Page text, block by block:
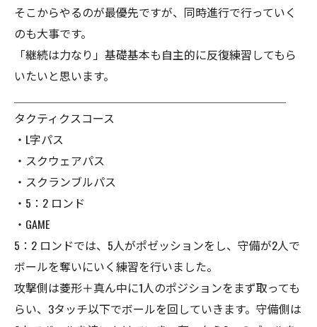
そこからやるのが最優先ですが、同時進行で行っていく
のも大事です。
「継続は力なり」基礎基本も自主的に反復練習してもら
いたいと思います。
タクティクスコース
・L字パス
・スクウェアパス
・スクランブルパス
・5：2 ロンド
・GAME
5：2 ロンドでは、5人がポゼッションをし、守備が2人で
ボールを奪いにいく練習を行いました。
攻撃側は菱形＋真ん中に1人のポジションをまず取っても
らい、3タッチ以下でボールを回していきます。守備側は